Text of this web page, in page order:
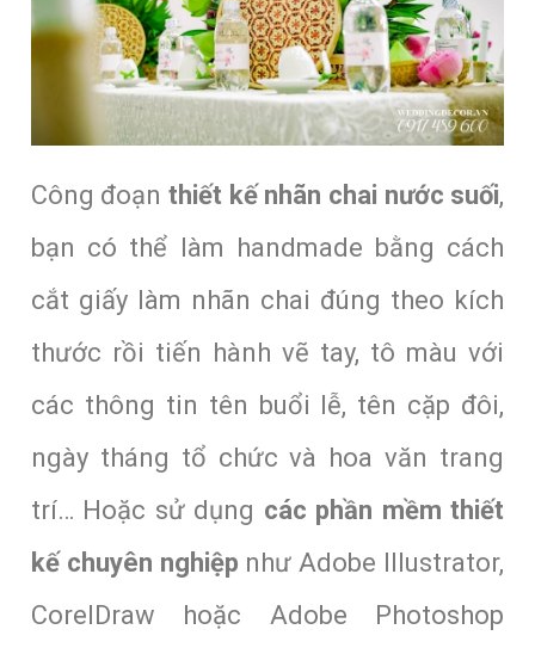
Công đoạnthiết kế nhãn chai nước suối,
bạn có thể làm handmade bằng cách
cắt giấy làm nhãn chai đúng theo kích
thước rồi tiến hành vẽ tay, tô màu với
các thông tin tên buổi lễ, tên cặp đôi,
ngày tháng tổ chức và hoa văn trang
trí… Hoặc sử dụng các phần mềm thiết
kế chuyên nghiệp như Adobe Illustrator,
CorelDraw hoặc Adobe Photoshop